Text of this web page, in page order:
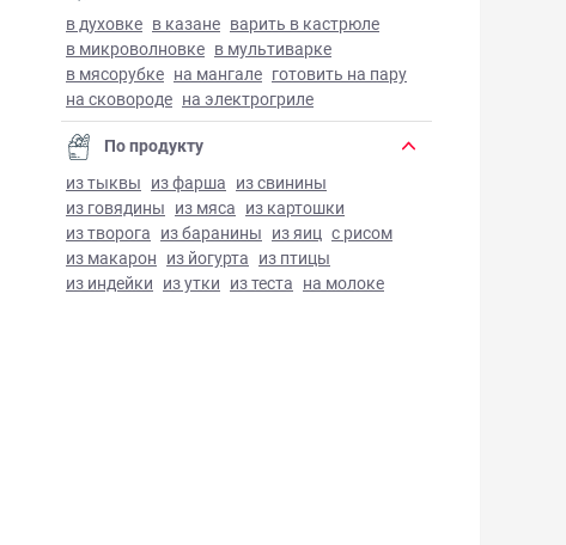
в духовке в казане варить в кастрюле
в микроволновке в мультиварке
в мясорубке на мангале готовить на пару
на сковороде на электрогриле
По продукту
из тыквы из фарша из свинины
из говядины из мяса из картошки
из творога из баранины из яиц с рисом
из макарон из йогурта из птицы
из индейки из утки из теста на молоке